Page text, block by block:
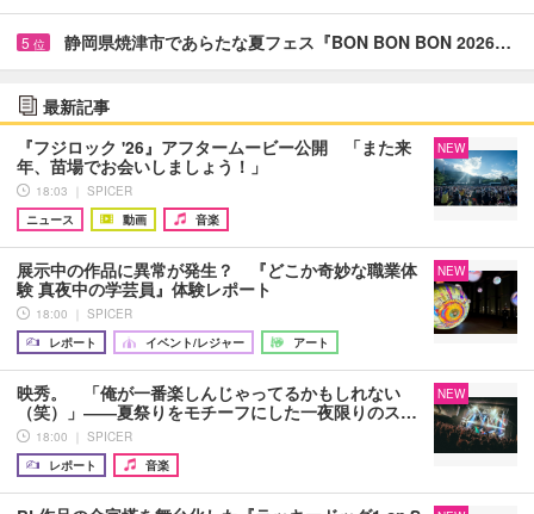
5 位 静岡県焼津市であらたな夏フェス『BON BON BON 2026…
最新記事
『フジロック '26』アフタームービー公開 「また来
年、苗場でお会いしましょう！」
18:03 ｜ SPICER
ニュース
動画 音楽
NEW
展示中の作品に異常が発生？ 『どこか奇妙な職業体
験 真夜中の学芸員』体験レポート
18:00 ｜ SPICER
レポート
イベント/レジャー アート
NEW
映秀。 「俺が一番楽しんじゃってるかもしれない
（笑）」――夏祭りをモチーフにした一夜限りのス…
18:00 ｜ SPICER
レポート
音楽
NEW